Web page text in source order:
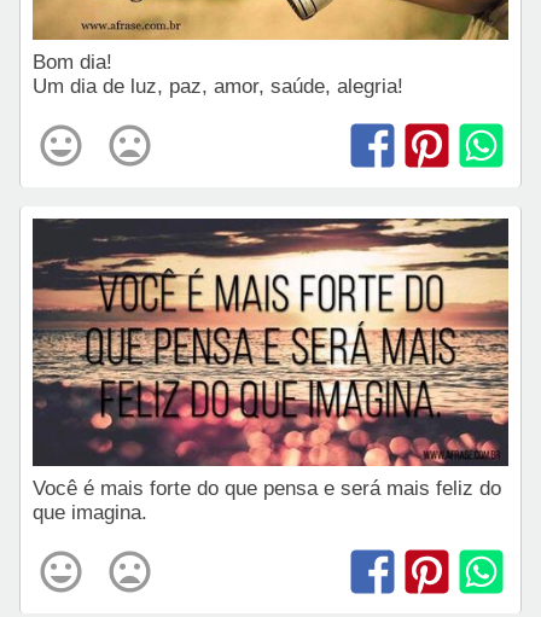
Bom dia!
Um dia de luz, paz, amor, saúde, alegria!
Você é mais forte do que pensa e será mais feliz do
que imagina.